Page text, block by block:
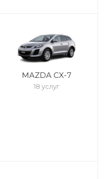
MAZDA CX-7
18 услуг